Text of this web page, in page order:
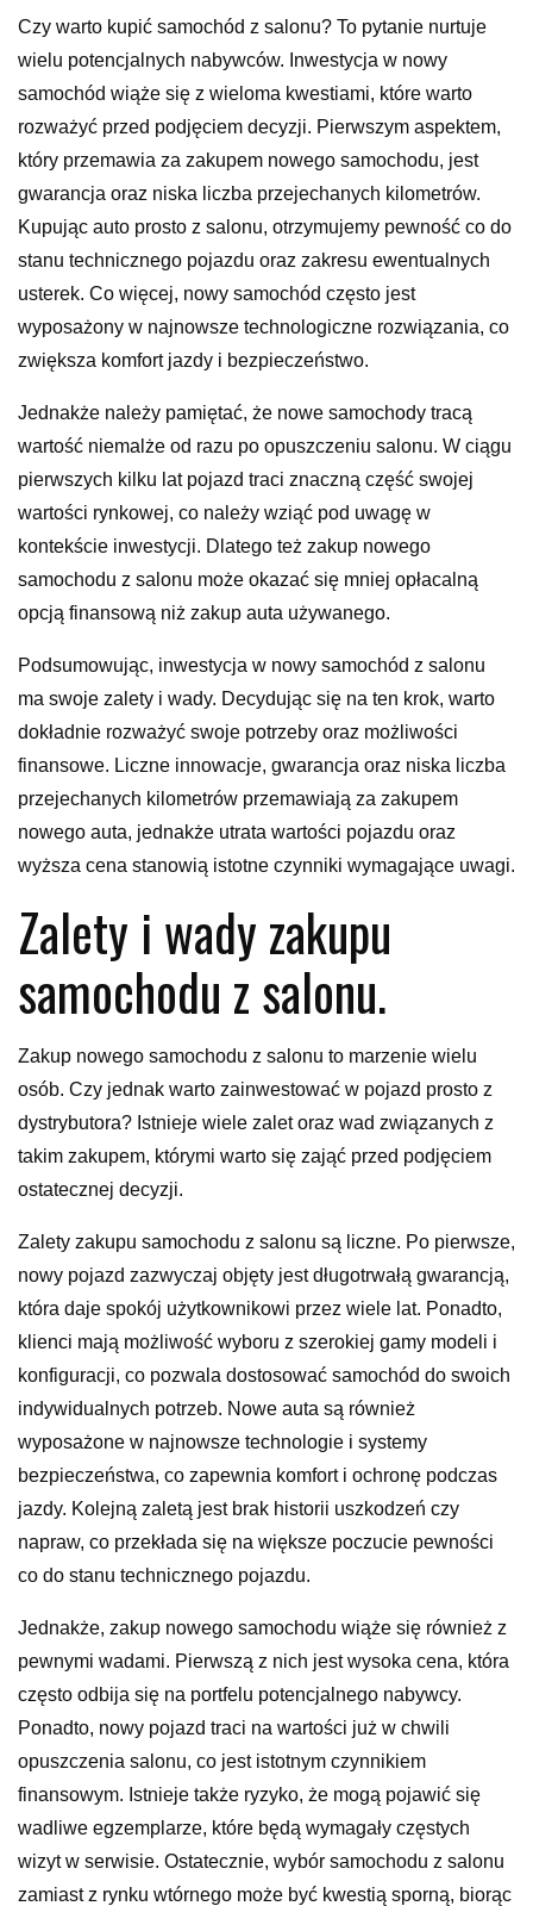
Czy warto kupić samochód z salonu? To pytanie nurtuje
wielu potencjalnych nabywców. Inwestycja w nowy
samochód wiąże się z wieloma kwestiami, które warto
rozważyć przed podjęciem decyzji. Pierwszym aspektem,
który przemawia za zakupem nowego samochodu, jest
gwarancja oraz niska liczba przejechanych kilometrów.
Kupując auto prosto z salonu, otrzymujemy pewność co do
stanu technicznego pojazdu oraz zakresu ewentualnych
usterek. Co więcej, nowy samochód często jest
wyposażony w najnowsze technologiczne rozwiązania, co
zwiększa komfort jazdy i bezpieczeństwo.
Jednakże należy pamiętać, że nowe samochody tracą
wartość niemalże od razu po opuszczeniu salonu. W ciągu
pierwszych kilku lat pojazd traci znaczną część swojej
wartości rynkowej, co należy wziąć pod uwagę w
kontekście inwestycji. Dlatego też zakup nowego
samochodu z salonu może okazać się mniej opłacalną
opcją finansową niż zakup auta używanego.
Podsumowując, inwestycja w nowy samochód z salonu
ma swoje zalety i wady. Decydując się na ten krok, warto
dokładnie rozważyć swoje potrzeby oraz możliwości
finansowe. Liczne innowacje, gwarancja oraz niska liczba
przejechanych kilometrów przemawiają za zakupem
nowego auta, jednakże utrata wartości pojazdu oraz
wyższa cena stanowią istotne czynniki wymagające uwagi.
Zalety i wady zakupu
samochodu z salonu.
Zakup nowego samochodu z salonu to marzenie wielu
osób. Czy jednak warto zainwestować w pojazd prosto z
dystrybutora? Istnieje wiele zalet oraz wad związanych z
takim zakupem, którymi warto się zająć przed podjęciem
ostatecznej decyzji.
Zalety zakupu samochodu z salonu są liczne. Po pierwsze,
nowy pojazd zazwyczaj objęty jest długotrwałą gwarancją,
która daje spokój użytkownikowi przez wiele lat. Ponadto,
klienci mają możliwość wyboru z szerokiej gamy modeli i
konfiguracji, co pozwala dostosować samochód do swoich
indywidualnych potrzeb. Nowe auta są również
wyposażone w najnowsze technologie i systemy
bezpieczeństwa, co zapewnia komfort i ochronę podczas
jazdy. Kolejną zaletą jest brak historii uszkodzeń czy
napraw, co przekłada się na większe poczucie pewności
co do stanu technicznego pojazdu.
Jednakże, zakup nowego samochodu wiąże się również z
pewnymi wadami. Pierwszą z nich jest wysoka cena, która
często odbija się na portfelu potencjalnego nabywcy.
Ponadto, nowy pojazd traci na wartości już w chwili
opuszczenia salonu, co jest istotnym czynnikiem
finansowym. Istnieje także ryzyko, że mogą pojawić się
wadliwe egzemplarze, które będą wymagały częstych
wizyt w serwisie. Ostatecznie, wybór samochodu z salonu
zamiast z rynku wtórnego może być kwestią sporną, biorąc